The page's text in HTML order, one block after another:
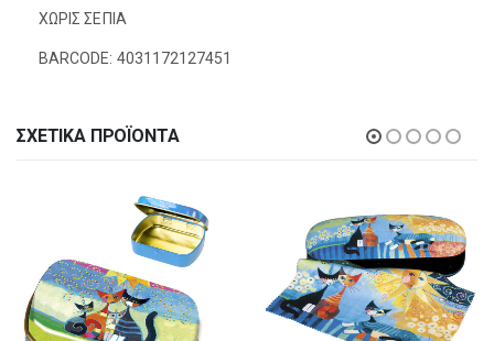
ΧΩΡΙΣ ΣΕΠΙΑ
BARCODE: 4031172127451
ΣΧΕΤΙΚΆ ΠΡΟΪΌΝΤΑ